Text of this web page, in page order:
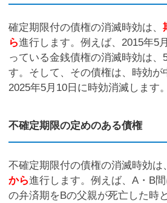
確定期限付の債権の消滅時効は、
ら進行します。例えば、2015年5
っている金銭債権の消滅時効は、
す。そして、その債権は、時効が
2025年5月10日に時効消滅します。
不確定期限の定めのある債権
不確定期限付の債権の消滅時効は
から進行します。例えば、A・B
の弁済期をBの父親が死亡した時